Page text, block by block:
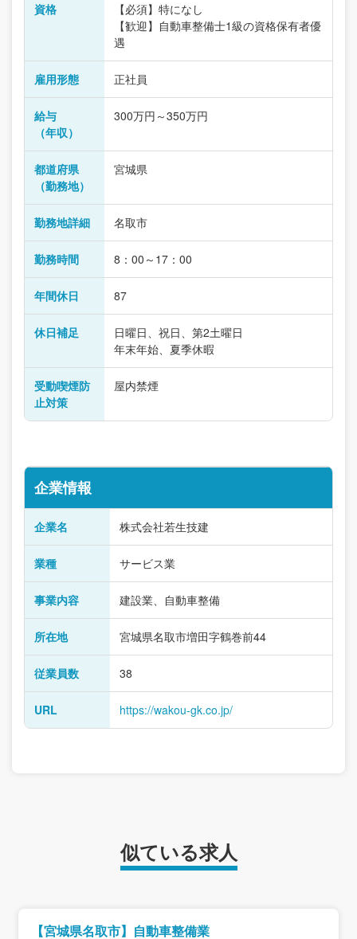
資格
【必須】特になし
【歓迎】自動車整備士1級の資格保有者優
遇
雇用形態 正社員
給与
（年収）
300万円～350万円
都道府県
（勤務地）
宮城県
勤務地詳細 名取市
勤務時間 8：00～17：00
年間休日 87
休日補足
日曜日、祝日、第2土曜日
年末年始、夏季休暇
受動喫煙防
止対策
屋内禁煙
企業情報
企業名 株式会社若生技建
業種 サービス業
事業内容 建設業、自動車整備
所在地 宮城県名取市増田字鶴巻前44
従業員数 38
URL https://wakou-gk.co.jp/
似ている求人
【宮城県名取市】自動車整備業